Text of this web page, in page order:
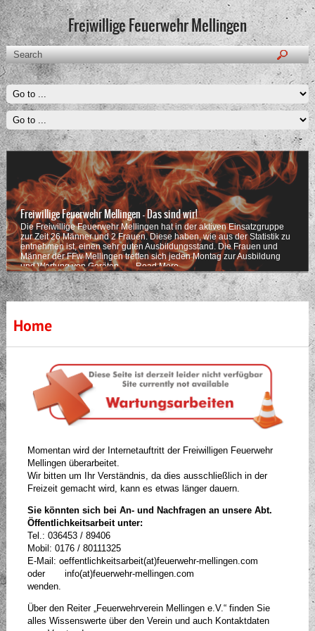
Freiwillige Feuerwehr Mellingen
Freiwillige Feuerwehr Mellingen - Das sind wir!
Die Freiwillige Feuerwehr Mellingen hat in der aktiven Einsatzgruppe
zur Zeit 26 Männer und 2 Frauen. Diese haben, wie aus der Statistik zu
entnehmen ist, einen sehr guten Ausbildungsstand. Die Frauen und
Männer der FFw Mellingen treffen sich jeden Montag zur Ausbildung
und Wartung von Geräten . … Read More
Home
Momentan wird der Internetauftritt der Freiwilligen Feuerwehr
Mellingen überarbeitet.
Wir bitten um Ihr Verständnis, da dies ausschließlich in der
Freizeit gemacht wird, kann es etwas länger dauern.
Sie könnten sich bei An- und Nachfragen an unsere Abt.
Öffentlichkeitsarbeit unter:
Tel.: 036453 / 89406
Mobil: 0176 / 80111325
E-Mail: oeffentlichkeitsarbeit(at)feuerwehr-mellingen.com
oder info(at)feuerwehr-mellingen.com
wenden.
Über den Reiter „Feuerwehrverein Mellingen e.V.“ finden Sie
alles Wissenswerte über den Verein und auch Kontaktdaten